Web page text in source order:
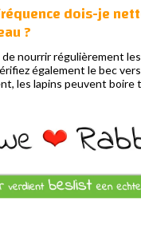
dois-je
?
nourrir régulièrement
également le bec
les lapins peuvent boire